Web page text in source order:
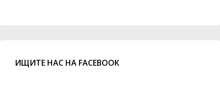
ИЩИТЕ НАС НА FACEBOOK